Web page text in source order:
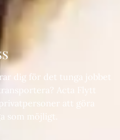
dig för det tunga jobbet
Acta Flytt
att göra
som möjligt.